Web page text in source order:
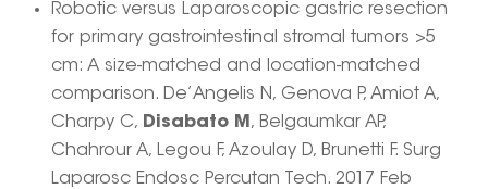
Robotic versus Laparoscopic gastric resection
for primary gastrointestinal stromal tumors >5
cm: A size-matched and location-matched
comparison. De’Angelis N, Genova P, Amiot A,
Charpy C, Disabato M , Belgaumkar AP,
Chahrour A, Legou F, Azoulay D, Brunetti F. Surg
Laparosc Endosc Percutan Tech. 2017 Feb